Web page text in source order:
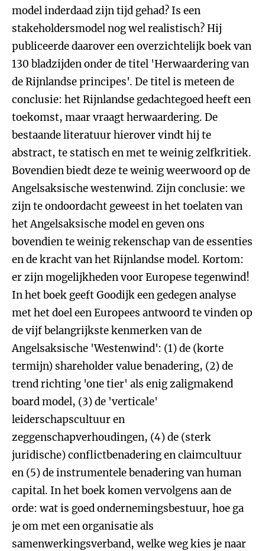
model inderdaad zijn tijd gehad? Is een
stakeholdersmodel nog wel realistisch? Hij
publiceerde daarover een overzichtelijk boek van
130 bladzijden onder de titel 'Herwaardering van
de Rijnlandse principes'. De titel is meteen de
conclusie: het Rijnlandse gedachtegoed heeft een
toekomst, maar vraagt herwaardering. De
bestaande literatuur hierover vindt hij te
abstract, te statisch en met te weinig zelfkritiek.
Bovendien biedt deze te weinig weerwoord op de
Angelsaksische westenwind. Zijn conclusie: we
zijn te ondoordacht geweest in het toelaten van
het Angelsaksische model en geven ons
bovendien te weinig rekenschap van de essenties
en de kracht van het Rijnlandse model. Kortom:
er zijn mogelijkheden voor Europese tegenwind!
In het boek geeft Goodijk een gedegen analyse
met het doel een Europees antwoord te vinden op
de vijf belangrijkste kenmerken van de
Angelsaksische 'Westenwind': (1) de (korte
termijn) shareholder value benadering, (2) de
trend richting 'one tier' als enig zaligmakend
board model, (3) de 'verticale'
leiderschapscultuur en
zeggenschapverhoudingen, (4) de (sterk
juridische) conflictbenadering en claimcultuur
en (5) de instrumentele benadering van human
capital. In het boek komen vervolgens aan de
orde: wat is goed ondernemingsbestuur, hoe ga
je om met een organisatie als
samenwerkingsverband, welke weg kies je naar